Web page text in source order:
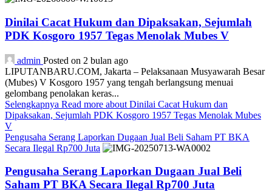
Dinilai Cacat Hukum dan Dipaksakan, Sejumlah
PDK Kosgoro 1957 Tegas Menolak Mubes V
admin Posted on 2 bulan ago
LIPUTANBARU.COM, Jakarta – Pelaksanaan Musyawarah Besar
(Mubes) V Kosgoro 1957 yang tengah berlangsung menuai
gelombang penolakan keras...
Selengkapnya Read more about Dinilai Cacat Hukum dan
Dipaksakan, Sejumlah PDK Kosgoro 1957 Tegas Menolak Mubes
V
Pengusaha Serang Laporkan Dugaan Jual Beli Saham PT BKA
Secara Ilegal Rp700 Juta
Pengusaha Serang Laporkan Dugaan Jual Beli
Saham PT BKA Secara Ilegal Rp700 Juta